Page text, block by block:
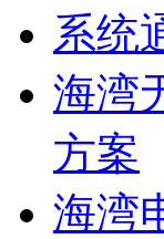
系统
海湾
方案
海湾